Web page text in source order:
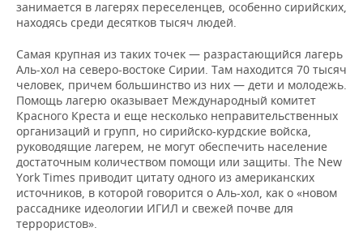
занимается в лагерях переселенцев, особенно сирийских,
находясь среди десятков тысяч людей.
Самая крупная из таких точек — разрастающийся лагерь
Аль-хол на северо-востоке Сирии. Там находится 70 тысяч
человек, причем большинство из них — дети и молодежь.
Помощь лагерю оказывает Международный комитет
Красного Креста и еще несколько неправительственных
организаций и групп, но сирийско-курдские войска,
руководящие лагерем, не могут обеспечить население
достаточным количеством помощи или защиты. The New
York Times приводит цитату одного из американских
источников, в которой говорится о Аль-хол, как о «новом
рассаднике идеологии ИГИЛ и свежей почве для
террористов».